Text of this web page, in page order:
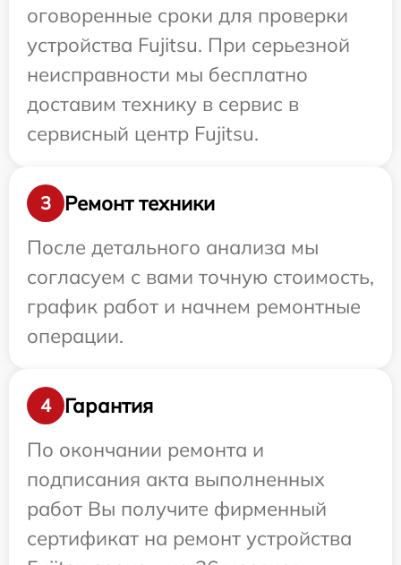
оговоренные сроки для проверки
устройства Fujitsu. При серьезной
неисправности мы бесплатно
доставим технику в сервис в
сервисный центр Fujitsu.
3
Ремонт техники
После детального анализа мы
согласуем с вами точную стоимость,
график работ и начнем ремонтные
операции.
4
Гарантия
По окончании ремонта и
подписания акта выполненных
работ Вы получите фирменный
сертификат на ремонт устройства